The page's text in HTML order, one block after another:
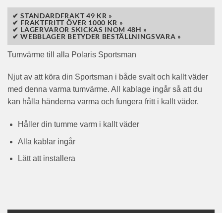
✔ STANDARDFRAKT 49 KR »
✔ FRAKTFRITT ÖVER 1000 KR »
✔ LAGERVAROR SKICKAS INOM 48H »
✔ WEBBLAGER BETYDER BESTÄLLNINGSVARA »
Tumvärme till alla Polaris Sportsman
Njut av att köra din Sportsman i både svalt och kallt väder
med denna varma tumvärme. All kablage ingår så att du
kan hålla händerna varma och fungera fritt i kallt väder.
Håller din tumme varm i kallt väder
Alla kablar ingår
Lätt att installera